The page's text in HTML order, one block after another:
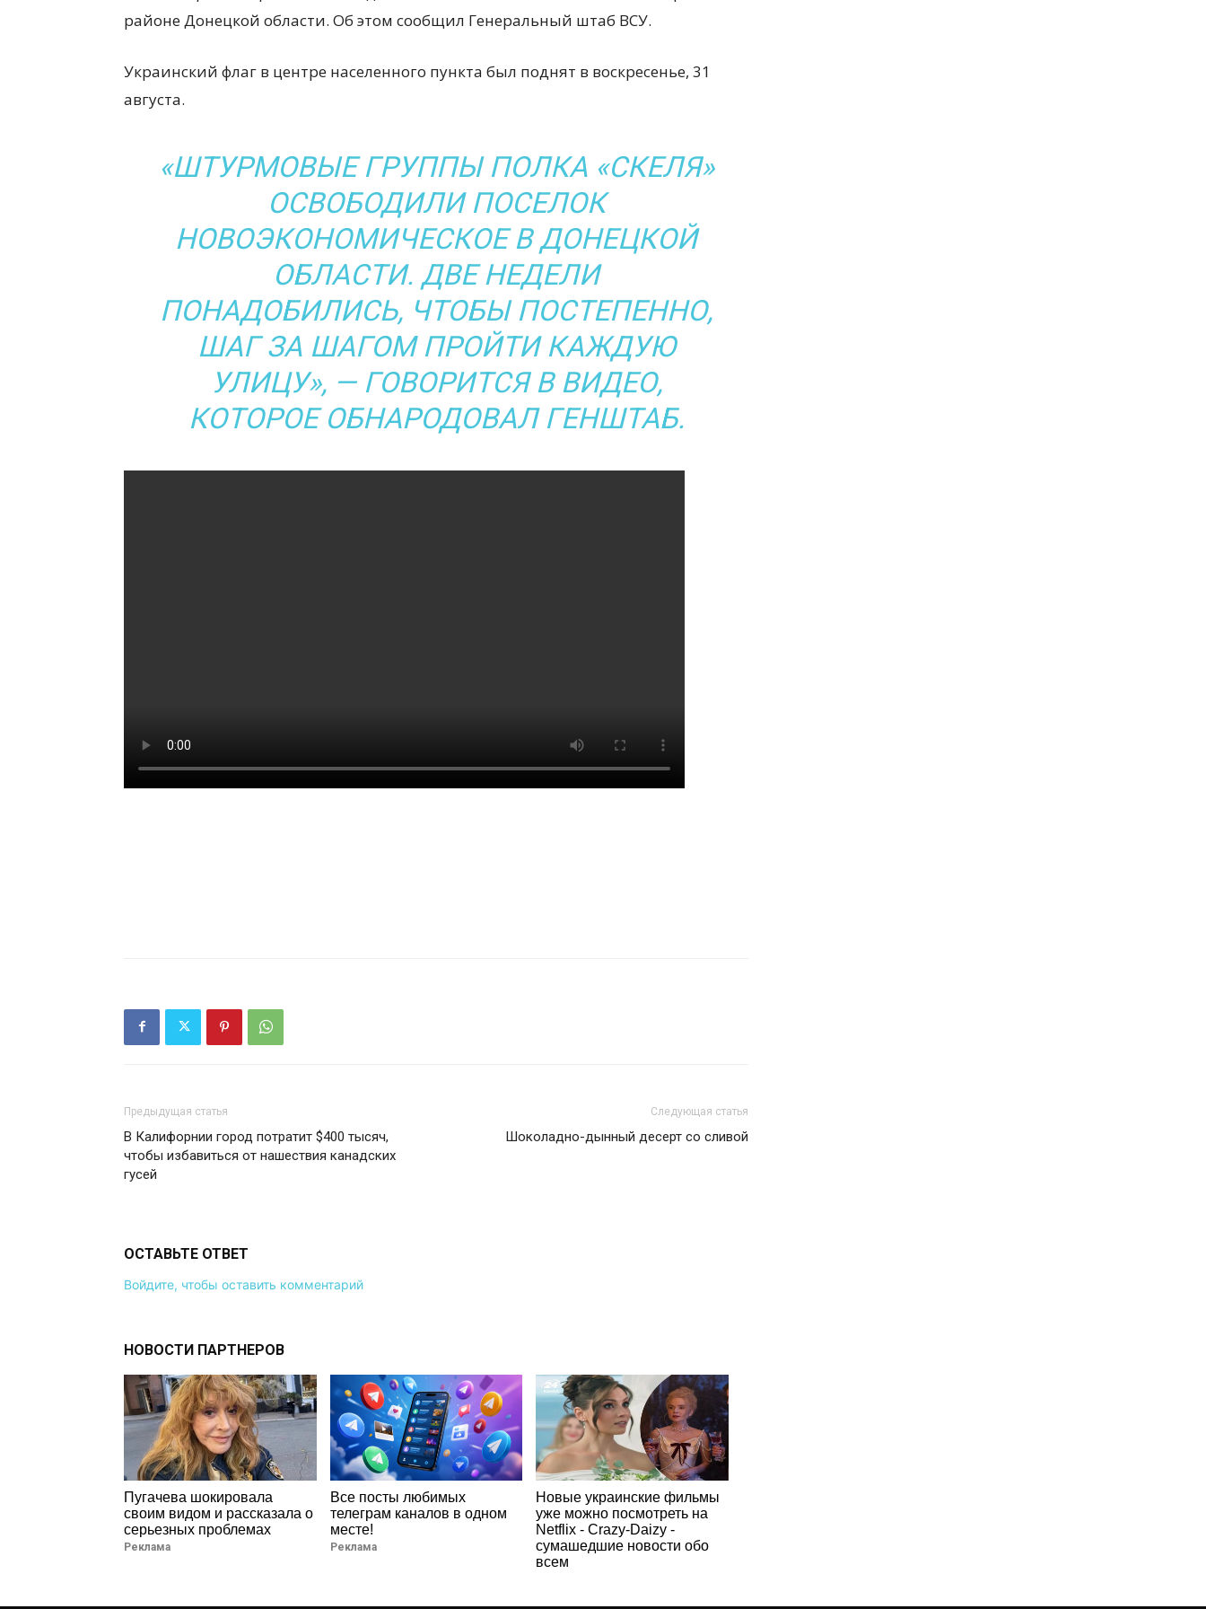
районе Донецкой области. Об этом сообщил Генеральный штаб ВСУ.
Украинский флаг в центре населенного пункта был поднят в воскресенье, 31
августа.
«ШТУРМОВЫЕ ГРУППЫ ПОЛКА «СКЕЛЯ»
ОСВОБОДИЛИ ПОСЕЛОК
НОВОЭКОНОМИЧЕСКОЕ В ДОНЕЦКОЙ
ОБЛАСТИ. ДВЕ НЕДЕЛИ
ПОНАДОБИЛИСЬ, ЧТОБЫ ПОСТЕПЕННО,
ШАГ ЗА ШАГОМ ПРОЙТИ КАЖДУЮ
УЛИЦУ», — ГОВОРИТСЯ В ВИДЕО,
КОТОРОЕ ОБНАРОДОВАЛ ГЕНШТАБ.
Предыдущая статья
В Калифорнии город потратит $400 тысяч,
чтобы избавиться от нашествия канадских
гусей
Следующая статья
Шоколадно-дынный десерт со сливой
ОСТАВЬТЕ ОТВЕТ
Войдите, чтобы оставить комментарий
НОВОСТИ ПАРТНЕРОВ
Пугачева шокировала
своим видом и рассказала о
серьезных проблемах
Реклама
Все посты любимых
телеграм каналов в одном
месте!
Реклама
Новые украинские фильмы
уже можно посмотреть на
Netflix - Crazy-Daizy -
сумашедшие новости обо
всем